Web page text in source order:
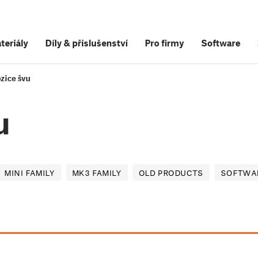
Díly& příslušenství Pro firmy Software
švu
MINI FAMILY MK3 FAMILY OLD PRODUCTS